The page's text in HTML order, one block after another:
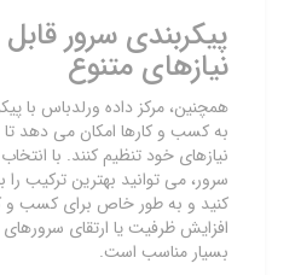
پیکربندی سرور
نیازهای متنوع
همچنین، مرکز داده ورلدباس با
به کسب و کارها امکان می دهد
نیازهای خود تنظیم کنند. با
سرور، می توانید بهترین ترکیب را
کنید و به طور خاص برای کسب و
افزایش ظرفیت یا ارتقای
بسیار مناسب است.